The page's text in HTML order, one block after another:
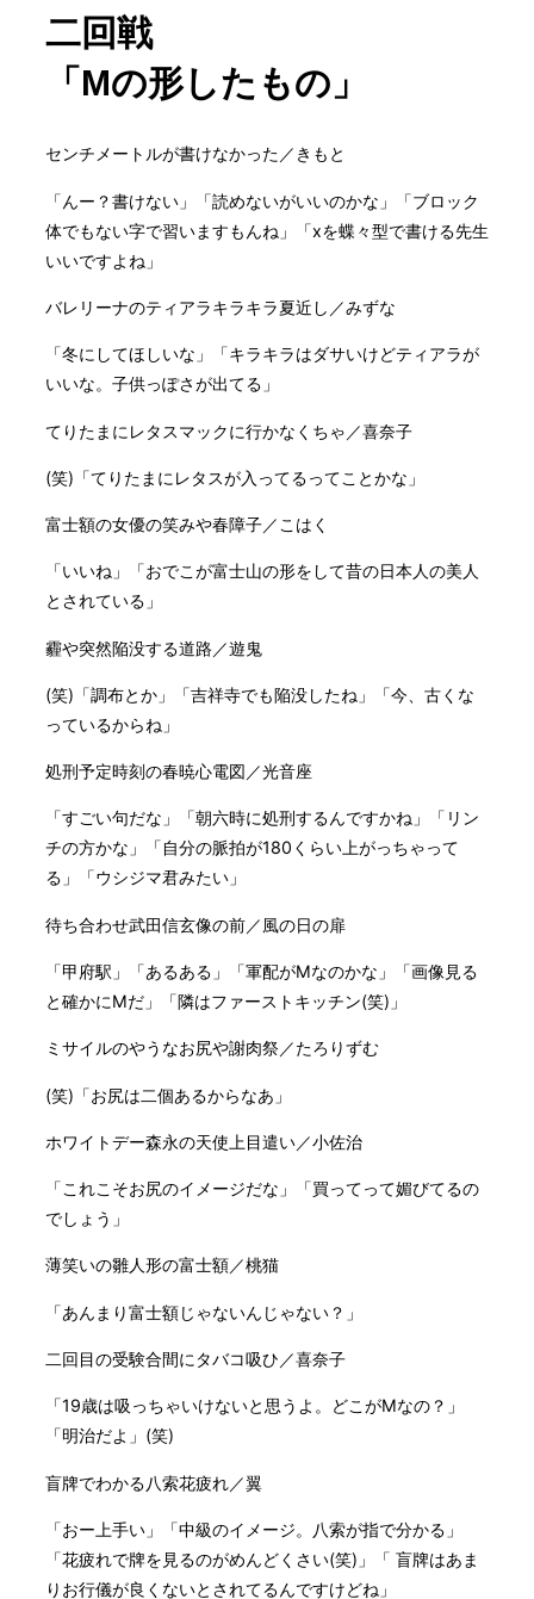
二回戦
「Mの形したもの」
センチメートルが書けなかった／きもと
「んー？書けない」「読めないがいいのかな」「ブロック
体でもない字で習いますもんね」「xを蝶々型で書ける先生
いいですよね」
バレリーナのティアラキラキラ夏近し／みずな
「冬にしてほしいな」「キラキラはダサいけどティアラが
いいな。子供っぽさが出てる」
てりたまにレタスマックに行かなくちゃ／喜奈子
(笑)「てりたまにレタスが入ってるってことかな」
富士額の女優の笑みや春障子／こはく
「いいね」「おでこが富士山の形をして昔の日本人の美人
とされている」
霾や突然陥没する道路／遊鬼
(笑)「調布とか」「吉祥寺でも陥没したね」「今、古くな
っているからね」
処刑予定時刻の春暁心電図／光音座
「すごい句だな」「朝六時に処刑するんですかね」「リン
チの方かな」「自分の脈拍が180くらい上がっちゃって
る」「ウシジマ君みたい」
待ち合わせ武田信玄像の前／風の日の扉
「甲府駅」「あるある」「軍配がMなのかな」「画像見る
と確かにMだ」「隣はファーストキッチン(笑)」
ミサイルのやうなお尻や謝肉祭／たろりずむ
(笑)「お尻は二個あるからなあ」
ホワイトデー森永の天使上目遣い／小佐治
「これこそお尻のイメージだな」「買ってって媚びてるの
でしょう」
薄笑いの雛人形の富士額／桃猫
「あんまり富士額じゃないんじゃない？」
二回目の受験合間にタバコ吸ひ／喜奈子
「19歳は吸っちゃいけないと思うよ。どこがMなの？」
「明治だよ」(笑)
盲牌でわかる八索花疲れ／翼
「おー上手い」「中級のイメージ。八索が指で分かる」
「花疲れで牌を見るのがめんどくさい(笑)」「 盲牌はあま
りお行儀が良くないとされてるんですけどね」